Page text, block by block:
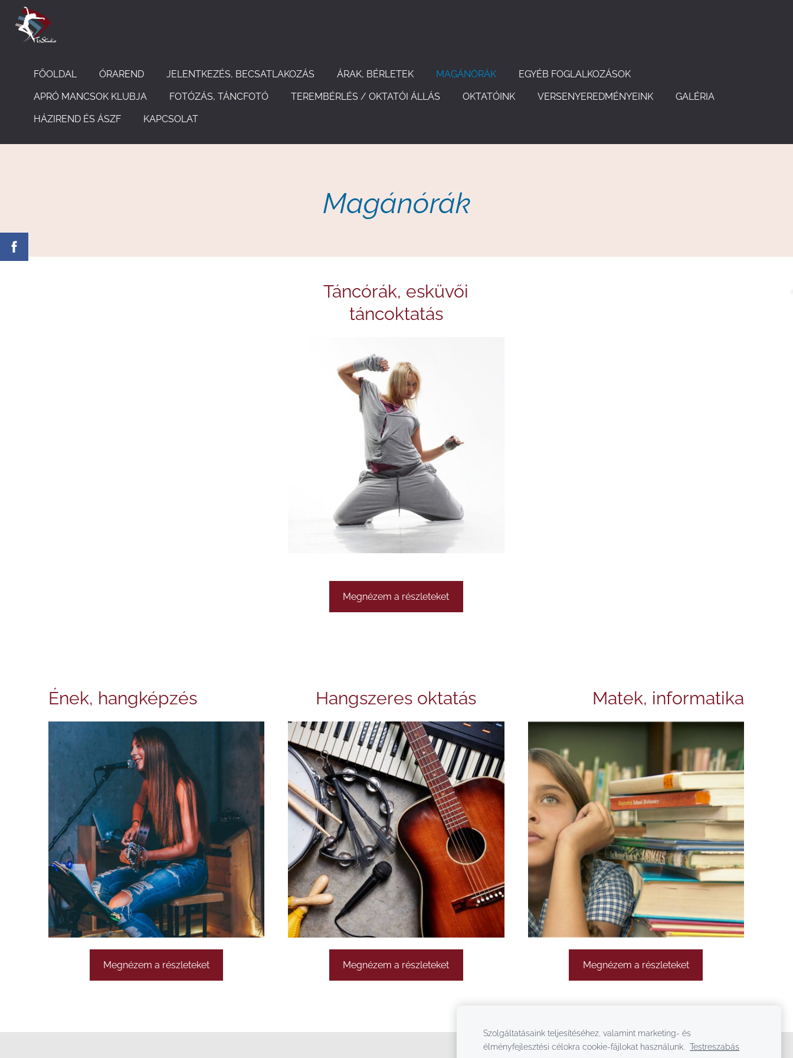
FŐOLDAL ÓRAREND JELENTKEZÉS, BECSATLAKOZÁS ÁRAK, BÉRLETEK MAGÁNÓRÁK
EGYÉB FOGLALKOZÁSOK
APRÓ MANCSOK KLUBJA
FOTÓZÁS, TÁNCFOTÓ TEREMBÉRLÉS / OKTATÓI ÁLLÁS OKTATÓINK VERSENYEREDMÉNYEINK
GALÉRIA
HÁZIREND ÉS ÁSZF
KAPCSOLAT
Magánórák
Táncórák, esküvői
táncoktatás
Megnézem a részleteket
Ének, hangképzés
Megnézem a részleteket
Hangszeres oktatás
Megnézem a részleteket
Matek, informatika
Megnézem a részleteket
Szolgáltatásaink teljesítéséhez, valamint marketing- és
élményfejlesztési célokra cookie-fájlokat használunk.
Testreszabás